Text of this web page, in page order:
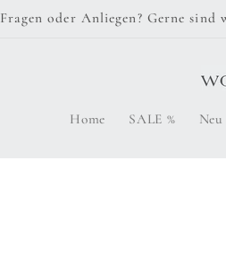
Fragen oder Anliegen? Gerne
Home SALE % Neu